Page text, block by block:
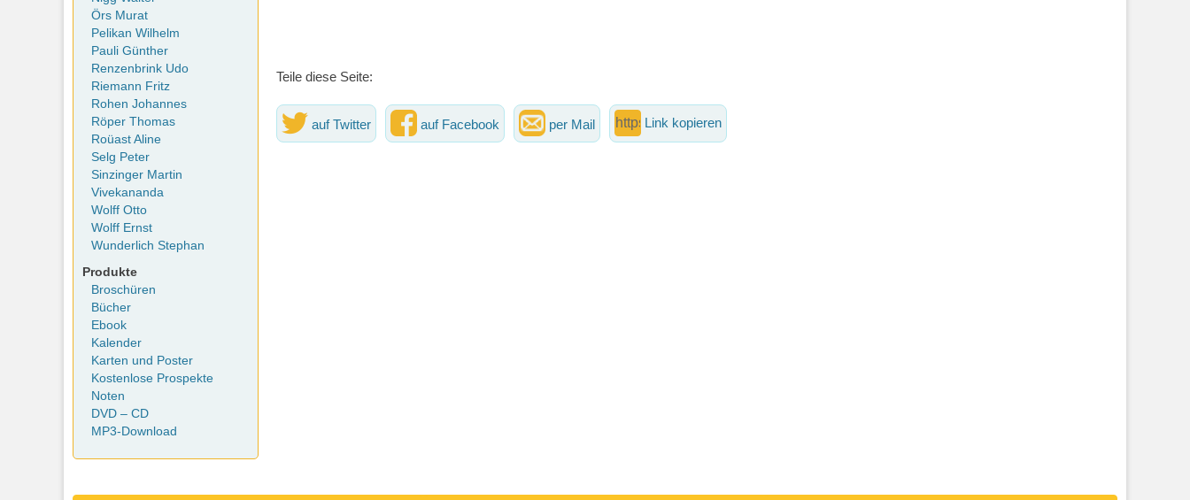
Teile diese Seite:
auf Twitter auf Facebook per Mail Link kopieren
Örs Murat
Pelikan Wilhelm
Pauli Günther
Renzenbrink Udo
Riemann Fritz
Rohen Johannes
Röper Thomas
Roüast Aline
Selg Peter
Sinzinger Martin
Vivekananda
Wolff Otto
Wolff Ernst
Wunderlich Stephan
Produkte
Broschüren
Bücher
Ebook
Kalender
Karten und Poster
Kostenlose Prospekte
Noten
DVD – CD
MP3-Download